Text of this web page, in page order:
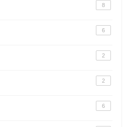
8
6
2
2
6